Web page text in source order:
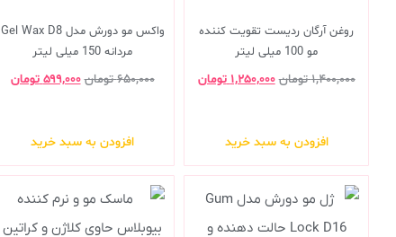
روغن آرگان ردیست تقویت کننده
مو 100 میلی لیتر
۱,۴۰۰,۰۰۰ تومان ۱,۲۵۰,۰۰۰ تومان
افزودن به سبد خرید
واکس مو دورش مدل Gel Wax D8
مردانه 150 میلی لیتر
۶۵۰,۰۰۰ تومان ۵۹۹,۰۰۰ تومان
افزودن به سبد خرید